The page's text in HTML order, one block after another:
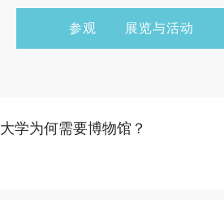
参观 展览与活动
大学为何需要博物馆？